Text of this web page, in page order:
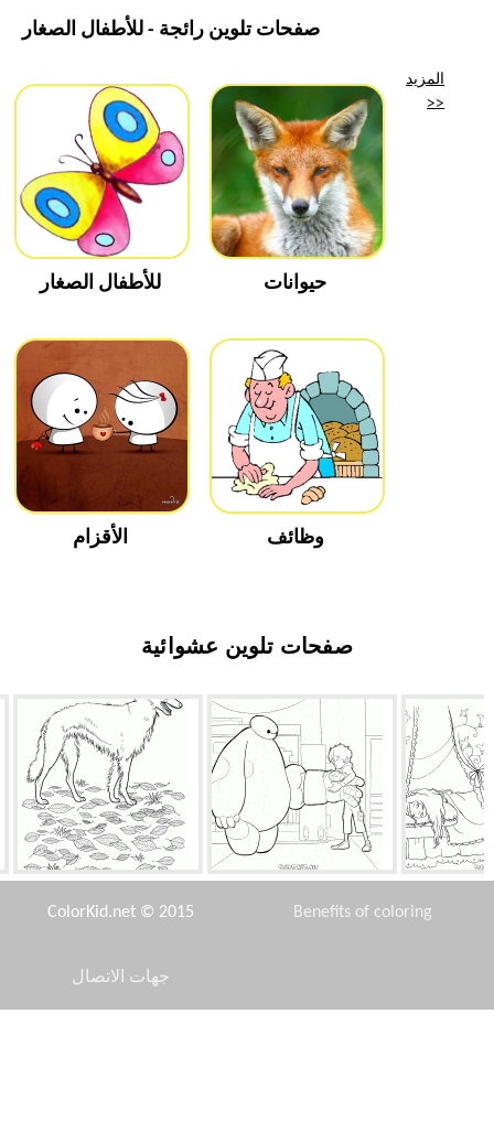
صفحات تلوين رائجة - للأطفال الصغار
للأطفال الصغار حيوانات
الأقزام وظائف
المزيد
>>
صفحات تلوين عشوائية
بورزي-روسي هيرو وبيماكس
ColorKid.net © 2015 Benefits of coloring
جهات الاتصال